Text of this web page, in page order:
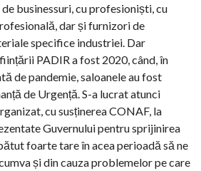
businessuri, cu profesioniști, cu
dar și furnizori de
specifice industriei. Dar
PADIR a fost 2020, când, în
de pandemie, saloanele au fost
de Urgență. S-a lucrat atunci
cu susținerea CONAF, la
Guvernului pentru sprijinirea
foarte tare în acea perioadă să ne
și din cauza problemelor pe care